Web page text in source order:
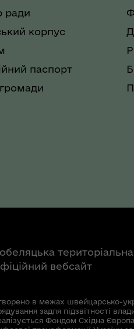
ради
корпус
паспорт
вебсайт
в межах швейцарсько-
задля підзвітності
Фондом Східна